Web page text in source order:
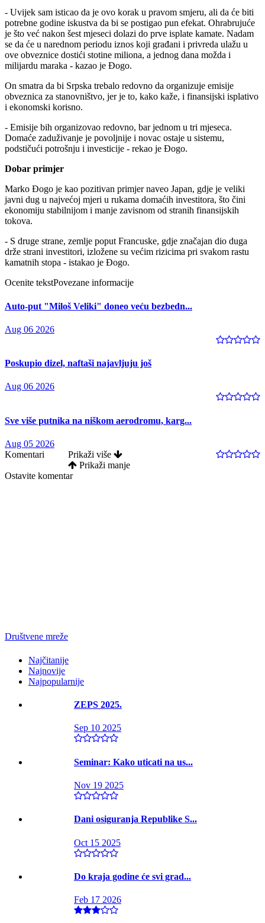
- Uvijek sam isticao da je ovo korak u pravom smjeru, ali da će biti
potrebne godine iskustva da bi se postigao pun efekat. Ohrabrujuće
je što već nakon šest mjeseci dolazi do prve isplate kamate. Nadam
se da će u narednom periodu iznos koji građani i privreda ulažu u
ove obveznice dostići stotine miliona, a jednog dana možda i
milijardu maraka - kazao je Đogo.
On smatra da bi Srpska trebalo redovno da organizuje emisije
obveznica za stanovništvo, jer je to, kako kaže, i finansijski isplativo
i ekonomski korisno.
- Emisije bih organizovao redovno, bar jednom u tri mjeseca.
Domaće zaduživanje je povoljnije i novac ostaje u sistemu,
podstičući potrošnju i investicije - rekao je Đogo.
Dobar primjer
Marko Đogo je kao pozitivan primjer naveo Japan, gdje je veliki
javni dug u najvećoj mjeri u rukama domaćih investitora, što čini
ekonomiju stabilnijom i manje zavisnom od stranih finansijskih
tokova.
- S druge strane, zemlje poput Francuske, gdje značajan dio duga
drže strani investitori, izložene su većim rizicima pri svakom rastu
kamatnih stopa - istakao je Đogo.
Ocenite tekstPovezane informacije
Auto-put "Miloš Veliki" doneo veću bezbedn...
Aug 06 2026
Poskupio dizel, naftaši najavljuju još
Aug 06 2026
Sve više putnika na niškom aerodromu, karg...
Aug 05 2026
Komentari
Prikaži više
Prikaži manje
Ostavite komentar
Društvene mreže
Najčitanije
Najnovije
Najpopularnije
ZEPS 2025.
Sep 10 2025
Seminar: Kako uticati na us...
Nov 19 2025
Dani osiguranja Republike S...
Oct 15 2025
Do kraja godine će svi grad...
Feb 17 2026